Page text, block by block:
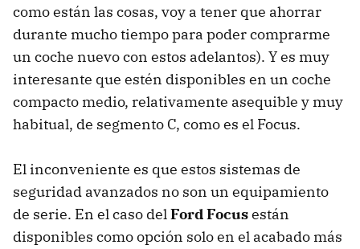
como están las cosas, voy a tener que ahorrar
durante mucho tiempo para poder comprarme
un coche nuevo con estos adelantos). Y es muy
interesante que estén disponibles en un coche
compacto medio, relativamente asequible y muy
habitual, de segmento C, como es el Focus.
El inconveniente es que estos sistemas de
seguridad avanzados no son un equipamiento
de serie. En el caso delFord Focusestán
disponibles como opción solo en el acabado más